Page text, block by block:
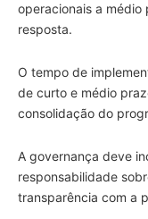
operacionais a médio
resposta.
O tempo de
de curto e médio
consolidação do
A governança deve
responsabilidade
transparência com a